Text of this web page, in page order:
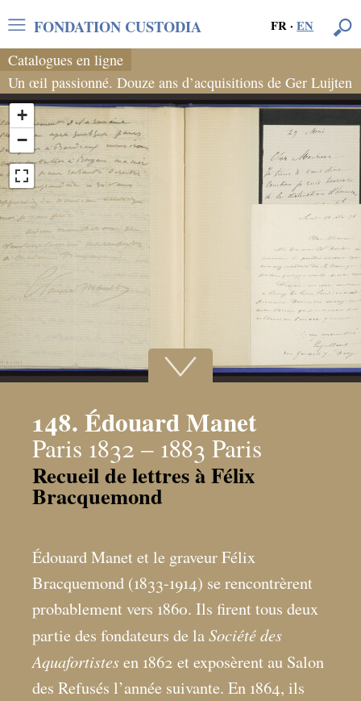
FR·EN
FONDATION CUSTODIA
Catalogues en ligne
Un œil passionné. Douze ans d’acquisitions de Ger Luijten
+
−
148. Édouard Manet
Paris 1832 – 1883 Paris
Recueil de lettres à Félix
Bracquemond
Édouard Manet et le graveur Félix
Bracquemond (1833-1914) se rencontrèrent
probablement vers 1860. Ils firent tous deux
partie des fondateurs de laSociété des
Aquafortistesen 1862 et exposèrent au Salon
des Refusés l’année suivante. En 1864, ils